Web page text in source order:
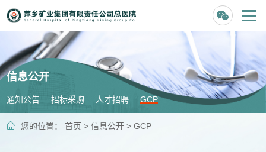
信息公开
通知公告 招标采购 人才招聘 GCP
您的位置：首页 >信息公开 > GCP